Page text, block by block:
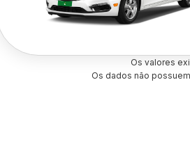
Os valores
Os dados não